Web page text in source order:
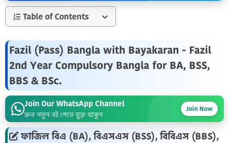
Table of Contents
Fazil (Pass) Bangla with Bayakaran - Fazil
2nd Year Compulsory Bangla for BA, BSS,
BBS & BSc.
Join Our WhatsApp Channel
দ্রুত নতুন বই পেতে যুক্ত থাকুন
Join Now
ফাজিল বিএ (BA), বিএসএস (BSS), বিবিএস (BBS),